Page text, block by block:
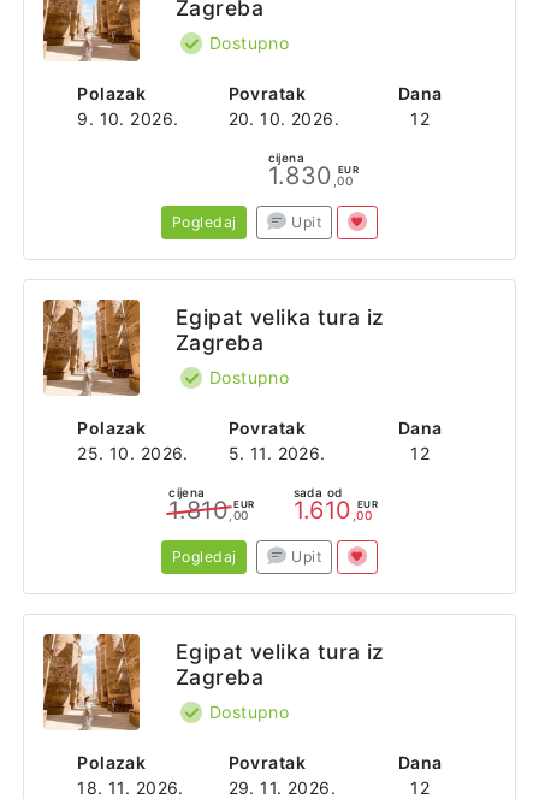
Polazak
9. 10. 2026.
Povratak
20. 10. 2026.
Dana
12
Zagreba
Dostupno
cijena
1.830 EUR
,00
Pogledaj Upit
Polazak
25. 10. 2026.
Povratak
5. 11. 2026.
Dana
12
Egipat velika tura iz
Zagreba
Dostupno
cijena
1.810 EUR
,00
sada od
1.610 EUR
,00
Pogledaj Upit
Polazak
18. 11. 2026.
Povratak
29. 11. 2026.
Dana
12
Egipat velika tura iz
Zagreba
Dostupno